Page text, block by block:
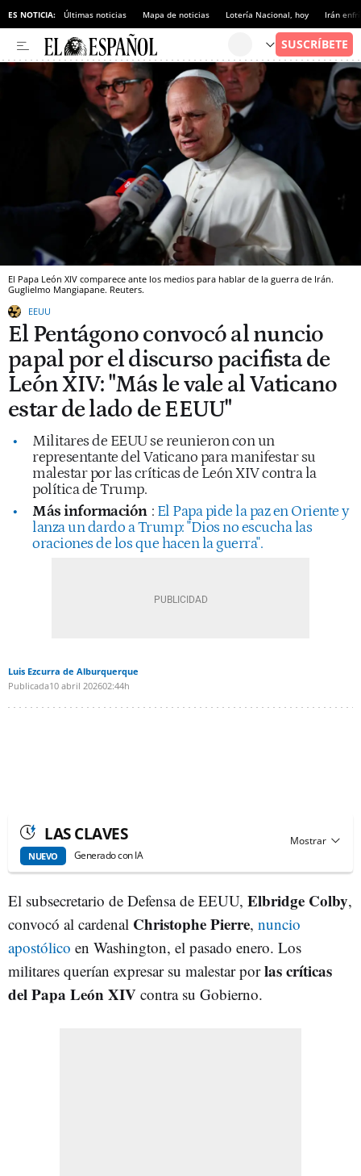
ES NOTICIA: Últimas noticias Mapa de noticias Lotería Nacional, hoy Irán
El Papa León XIV comparece ante los medios para hablar de la guerra de Irán.
Guglielmo Mangiapane. Reuters.
EEUU
El Pentágono convocó al nuncio
papal por el discurso pacifista de
León XIV: "Más le vale al Vaticano
estar de lado de EEUU"
Militares de EEUU se reunieron con un
representante del Vaticano para manifestar su
malestar por las críticas de León XIV contra la
política de Trump.
Más información : El Papa pide la paz en Oriente y
lanza un dardo a Trump: "Dios no escucha las
oraciones de los que hacen la guerra".
Luis Ezcurra de Alburquerque
Publicada10 abril 202602:44h
LAS CLAVES
NUEVO Generado con IA
El subsecretario de Defensa de EEUU, Elbridge Colby,
convocó al cardenal Christophe Pierre, nuncio
apostólico en Washington, el pasado enero. Los
militares querían expresar su malestar porlas críticas
del Papa LeónXIV contra su Gobierno.